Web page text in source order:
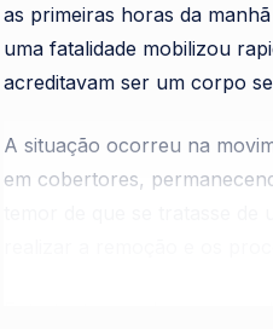
as primeiras horas da
uma fatalidade mobilizou
acreditavam ser um corpo
A situação ocorreu na
em cobertores,
realizar a remoção e os